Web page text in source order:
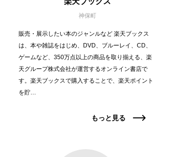
神保町
販売・展示したい本のジャンルなど 楽天ブックス
は、本や雑誌をはじめ、DVD、ブルーレイ、CD、
ゲームなど、350万点以上の商品を取り揃える、楽
天グループ株式会社が運営するオンライン書店で
す。楽天ブックスで購入することで、楽天ポイント
を貯…
もっと見る